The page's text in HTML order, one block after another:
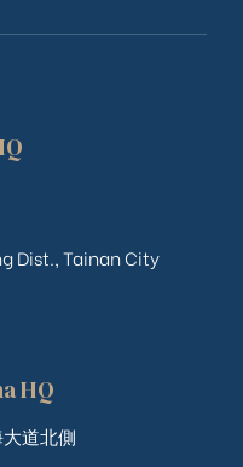
Dist., Tainan City
HQ
道北側